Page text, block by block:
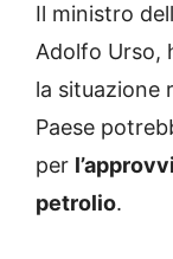
Il ministro
Adolfo Urso,
la situazione
Paese
per
petrolio.